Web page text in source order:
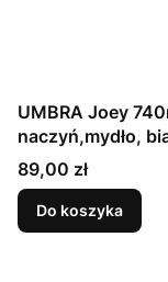
UMBRA Joey
naczyń,mydło,
Cena
89,00 zł
Do koszyka